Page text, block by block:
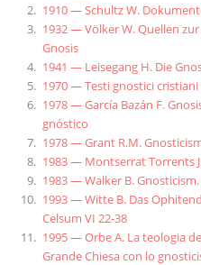
1910 — Schultz W.
1932 — Völker W. Quellen
Gnosis
1941 — Leisegang H. Die
1970 — Testi gnostici cristiani
1978 — García Bazán F.
gnóstico
1978 — Grant R.M.
1983 — Montserrat Torrents
1983 — Walker B.
1993 — Witte B. Das
Celsum VI 22-38
1995 — Orbe A. La teologia
Grande Chiesa con lo